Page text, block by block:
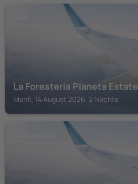
La Foresteria Planeta Estate
Menfi, 14 August 2026, 2 Nächte